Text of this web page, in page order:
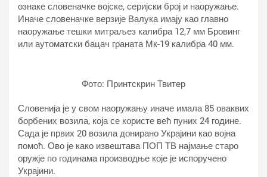
ознаке словеначке војске, серијски број и наоружање.
Иначе словеначке верзије Валука имају као главно
наоружање тешки митраљез калибра 12,7 мм Бровинг
или аутоматски бацач граната Мк-19 калибра 40 мм.
Фото: Принтскрин Твитер
Словенија је у свом наоружању иначе имала 85 оваквих
борбених возила, која се користе већ пуних 24 године.
Сада је првих 20 возила донирано Украјини као војна
помоћ. Ово је како извештава ПОП ТВ најмање старо
оружје по годинама производње које је испоручено
Украјини.